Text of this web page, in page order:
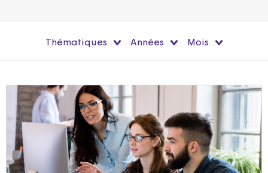
Thématiques Années Mois